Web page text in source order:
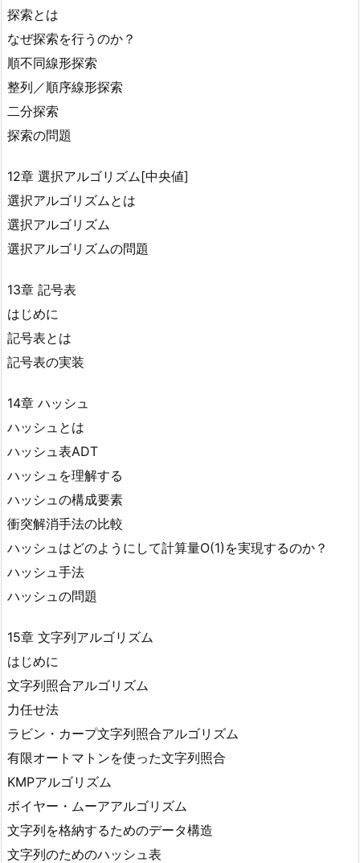
探索とは
なぜ探索を行うのか？
順不同線形探索
整列／順序線形探索
二分探索
探索の問題
12章 選択アルゴリズム[中央値]
選択アルゴリズムとは
選択アルゴリズム
選択アルゴリズムの問題
13章 記号表
はじめに
記号表とは
記号表の実装
14章 ハッシュ
ハッシュとは
ハッシュ表ADT
ハッシュを理解する
ハッシュの構成要素
衝突解消手法の比較
ハッシュはどのようにして計算量O(1)を実現するのか？
ハッシュ手法
ハッシュの問題
15章 文字列アルゴリズム
はじめに
文字列照合アルゴリズム
力任せ法
ラビン・カープ文字列照合アルゴリズム
有限オートマトンを使った文字列照合
KMPアルゴリズム
ボイヤー・ムーアアルゴリズム
文字列を格納するためのデータ構造
文字列のためのハッシュ表